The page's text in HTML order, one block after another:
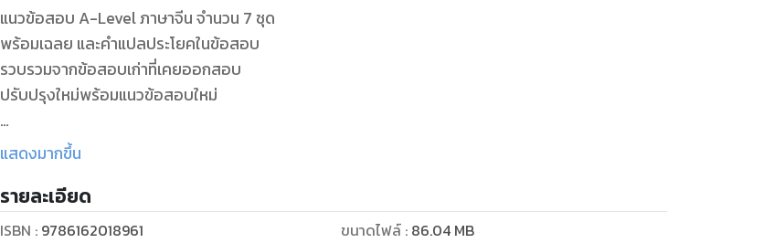
แนวข้อสอบ A-Level ภาษาจีน จำนวน 7 ชุด
พร้อมเฉลย และคำแปลประโยคในข้อสอบ
รวบรวมจากข้อสอบเก่าที่เคยออกสอบ
ปรับปรุงใหม่พร้อมแนวข้อสอบใหม่
โดย Wang jin Bo
หนังสือแนวข้อสอบ A-Level ภาษาจีน
รวบรวมแนวข้อสอบ A-Level ภาษาจีน โดยเทียบจากข้อสอบเก่าที่เคยออก จำนวน 7 ชุด พร้อมเฉลยและคำ
แสดงมากขึ้น
รายละเอียด
ISBN : 9786162018961
ขนาดไฟล์: 86.04 MB